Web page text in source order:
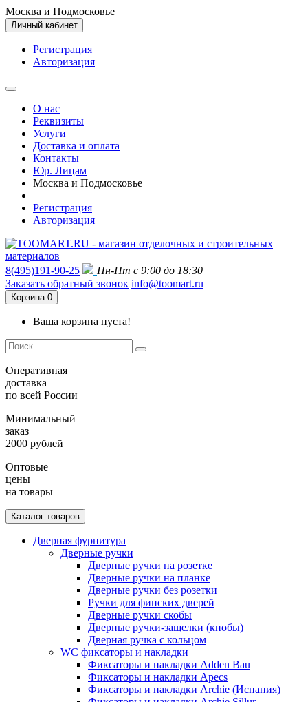
Москва и Подмосковье
Личный кабинет
Регистрация
Авторизация
О нас
Реквизиты
Услуги
Доставка и оплата
Контакты
Юр. Лицам
Москва и Подмосковье
Регистрация
Авторизация
8(495)191-90-25
Пн-Пт с 9:00 до 18:30
Заказать обратный звонок info@toomart.ru
Корзина 0
Ваша корзина пуста!
Оперативная
доставка
по всей России
Минимальный
заказ
2000 рублей
Оптовые
цены
на товары
Каталог товаров
Дверная фурнитура
Дверные ручки
Дверные ручки на розетке
Дверные ручки на планке
Дверные ручки без розетки
Ручки для финских дверей
Дверные ручки скобы
Дверные ручки-защелки (кнобы)
Дверная ручка с кольцом
WC фиксаторы и накладки
Фиксаторы и накладки Adden Bau
Фиксаторы и накладки Apecs
Фиксаторы и накладки Archie (Испания)